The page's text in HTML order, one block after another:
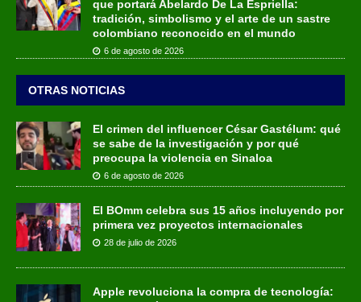
que portará Abelardo De La Espriella:
tradición, simbolismo y el arte de un sastre
colombiano reconocido en el mundo
6 de agosto de 2026
OTRAS NOTICIAS
El crimen del influencer César Gastélum: qué
se sabe de la investigación y por qué
preocupa la violencia en Sinaloa
6 de agosto de 2026
El BOmm celebra sus 15 años incluyendo por
primera vez proyectos internacionales
28 de julio de 2026
Apple revoluciona la compra de tecnología: